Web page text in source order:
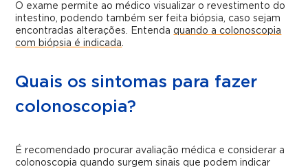
O exame permite ao médico visualizar o revestimento do
intestino, podendo também ser feita biópsia, caso sejam
encontradas alterações. Entenda quando a colonoscopia
com biópsia é indicada.
Quais os sintomas para fazer
colonoscopia?
É recomendado procurar avaliação médica e considerar a
colonoscopia quando surgem sinais que podem indicar